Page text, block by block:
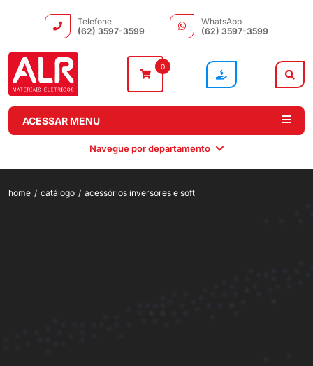
0
Telefone
(62) 3597-3599
WhatsApp
(62) 3597-3599
ACESSAR MENU
Navegue por departamento
home / catálogo / acessórios inversores e soft